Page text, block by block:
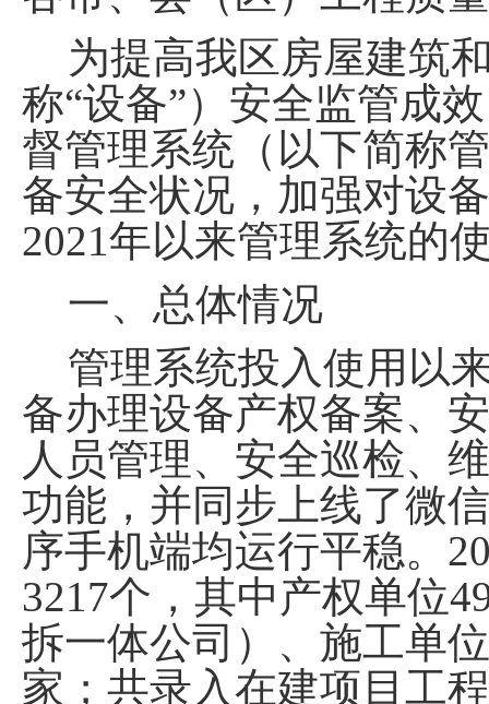
为提高我区房屋建筑
称“设备”） 安全监管成
督管理系统（以下简称
备安全状况，加强对设备
2021年以来管理系统的
一、总体情况
管理系统投入使用以
备办理设备产权备案、
人员管理、安全巡检、
功能，并同步上线了微
序手机端均运行平稳。
3217个，其中产权单位
拆一体公司）
、施工单位
家； 共录入在建项目工